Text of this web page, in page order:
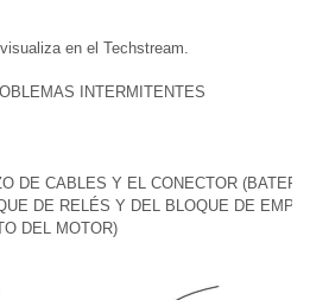
en el Techstream.
INTERMITENTES
DE CABLES Y EL CONECTOR
DE RELÉS Y DEL BLOQUE DE
DEL MOTOR)